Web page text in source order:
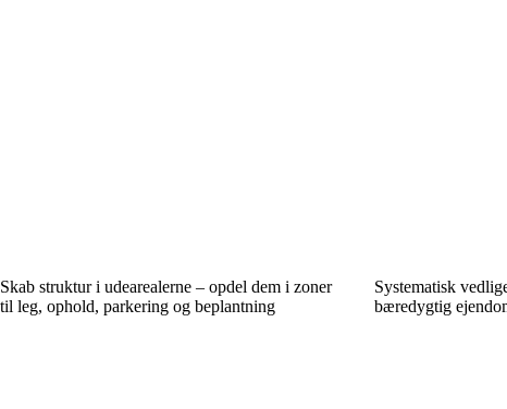
Skab struktur i udearealerne – opdel dem i zoner
til leg, ophold, parkering og beplantning
Systematisk
bæredygtig